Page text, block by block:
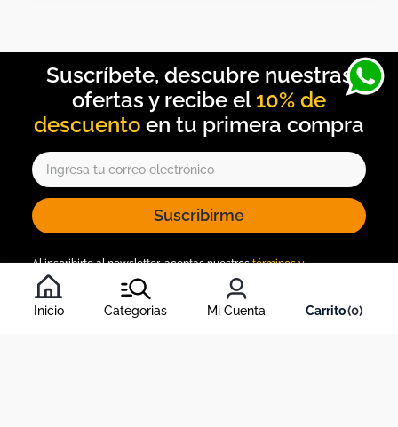
Inicio Categorias Mi Cuenta 0
10% de
descuento
Suscribirme
Al inscribirte al newsletter, aceptas nuestrostérminos y
condiciones
, y nuestra política de tratamiento de información